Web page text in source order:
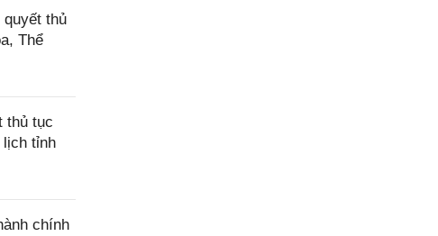
quyết thủ
Thể
thủ tục
lịch tỉnh
chính